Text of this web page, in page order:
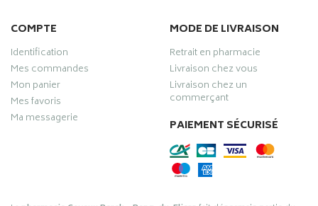
COMPTE
Identification
Mes commandes
Mon panier
Mes favoris
Ma messagerie
MODE DE LIVRAISON
Retrait en pharmacie
Livraison chez vous
Livraison chez un
commerçant
PAIEMENT SÉCURISÉ